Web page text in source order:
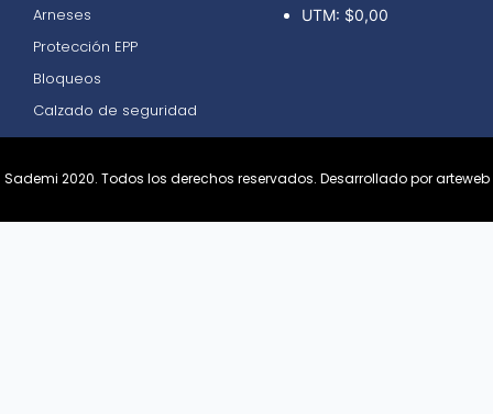
Arneses
Protección EPP
Bloqueos
Calzado de seguridad
UTM: $0,00
Sademi 2020. Todos los derechos reservados. Desarrollado por arteweb